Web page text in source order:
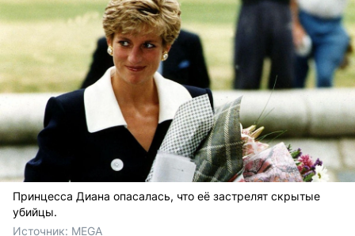
Принцесса Диана опасалась, что её застрелят скрытые
убийцы.
Источник: MEGA